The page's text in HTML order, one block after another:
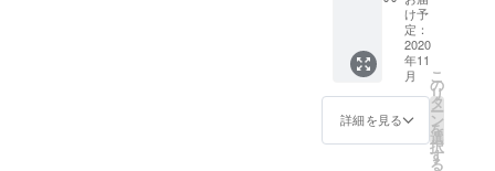
す。 保
存方
法：涼
しいと
ころで
てくだ
さい。
※1，2年
ジュー
シーな
香り、
白ワイ
うな透
き通る
産菩提
樹 水：
天然水
酵母：
日本酒
味わ
い：ラ
止剤不
使用。
素材を
生か
し、日
本独自
の美味
の美味
しい蜂
蜜酒が
完成！
贅沢に
も金沢
産の金
【10％
オフ】
金箔
Honey
mee〈5
20ml〉
を6本お
届けい
たしま
け予
定：
2020
年11
月
詳細を見る
こ
の
リ
タ
ー
ン
を
選
択
す
る